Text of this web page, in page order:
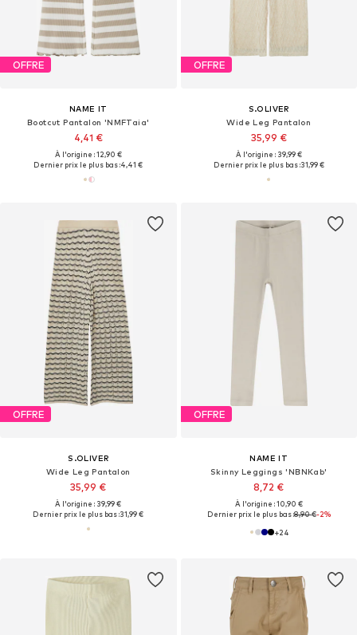
OFFRE
NAME IT
Bootcut Pantalon 'NMFTaia'
4,41 €
À l'origine : 12,90 €
Dernier prix le plus bas :4,41 €
OFFRE
S.OLIVER
Wide Leg Pantalon
35,99 €
À l'origine : 39,99 €
Dernier prix le plus bas :31,99 €
OFFRE
S.OLIVER
Wide Leg Pantalon
35,99 €
À l'origine : 39,99 €
Dernier prix le plus bas :31,99 €
OFFRE
NAME IT
Skinny Leggings 'NBNKab'
8,72 €
À l'origine : 10,90 €
Dernier prix le plus bas :8,90 €-2%
+24